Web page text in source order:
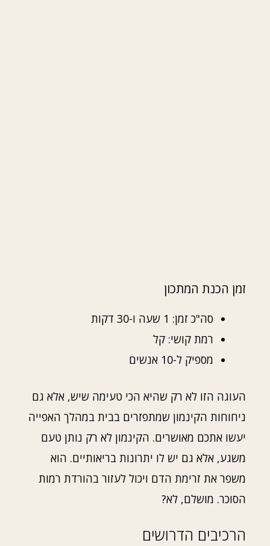
זמן הכנת המתכון
סה"כ זמן: 1 שעה ו-30 דקות
רמת קושי: קל
מספיק ל-10 אנשים
העוגה הזו לא רק שהיא הכי טעימה שיש, אלא גם
ניחוחות הקינמון שמתפזרים בבית במהלך האפייה
יעשו אתכם מאושרים. הקינמון לא רק נותן טעם
משגע, אלא גם יש לו יתרונות בריאותיים. הוא
משפר את זרימת הדם ויכול לעזור בהורדת רמות
הסוכר. מושלם, לא?
הרכיבים הדרושים